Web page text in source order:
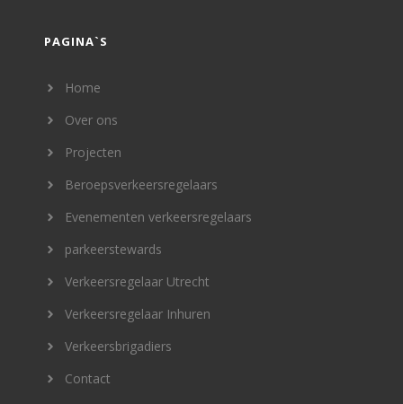
PAGINA`S
Home
Over ons
Projecten
Beroepsverkeersregelaars
Evenementen verkeersregelaars
parkeerstewards
Verkeersregelaar Utrecht
Verkeersregelaar Inhuren
Verkeersbrigadiers
Contact